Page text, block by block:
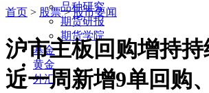
品种研究
期货研报
期货学院
基金
黄金
外汇
首页 > 股票>股市要闻
沪市主板回购增持持
近一周新增9单回购